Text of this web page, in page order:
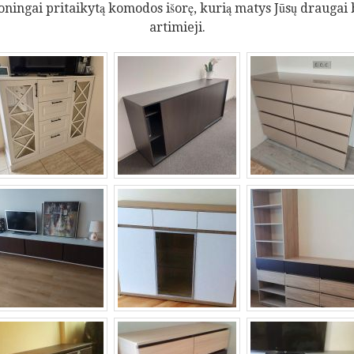
pritaikytą komodos išorę, kurią matys Jūsų draugai
artimieji.